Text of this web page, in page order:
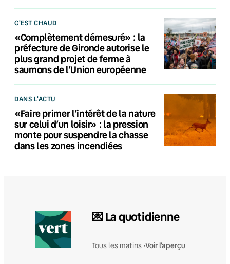
C'EST CHAUD
«Complètement démesuré» : la
préfecture de Gironde autorise le
plus grand projet de ferme à
saumons de l’Union européenne
DANS L'ACTU
«Faire primer l’intérêt de la nature
sur celui d’un loisir» : la pression
monte pour suspendre la chasse
dans les zones incendiées
💌 La quotidienne
Tous les matins •Voir l'aperçu